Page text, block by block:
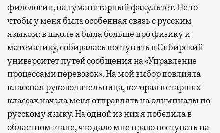
филологии, на гуманитарный факультет. Не то
чтобы у меня была особенная связь с русским
языком: в школе я была больше про физику и
математику, собиралась поступить в Сибирский
университет путей сообщения на «Управление
процессами перевозок». На мой выбор повлияла
классная руководительница, которая в старших
классах начала меня отправлять на олимпиады по
русскому языку. На одной из них я победила в
областном этапе, что дало мне право поступать на